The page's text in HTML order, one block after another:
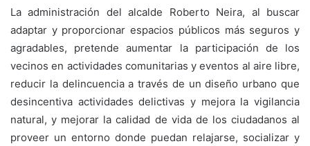
La administración del alcalde Roberto Neira, al buscar
adaptar y proporcionar espacios públicos más seguros y
agradables, pretende aumentar la participación de los
vecinos en actividades comunitarias y eventos al aire libre,
reducir la delincuencia a través de un diseño urbano que
desincentiva actividades delictivas y mejora la vigilancia
natural, y mejorar la calidad de vida de los ciudadanos al
proveer un entorno donde puedan relajarse, socializar y